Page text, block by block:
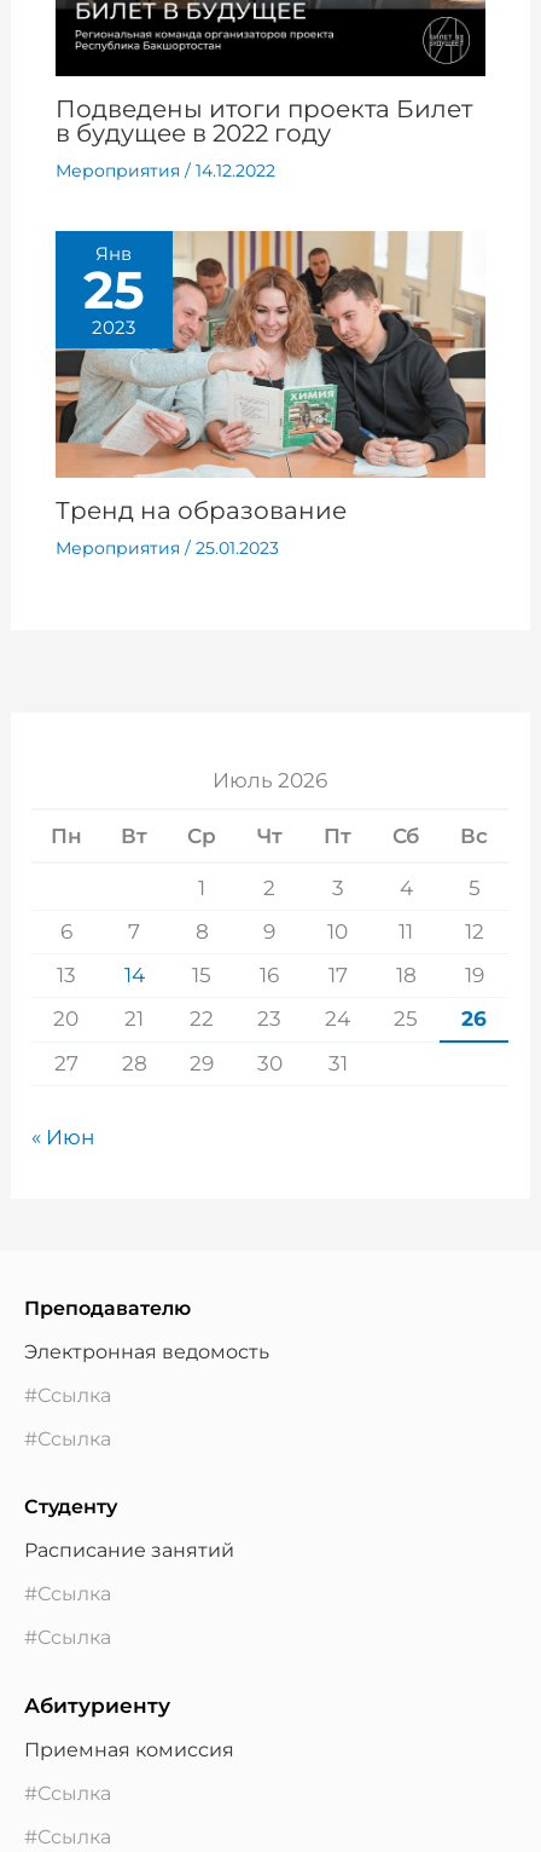
Подведены итоги проекта Билет
в будущее в 2022 году
Мероприятия / 14.12.2022
Янв
25
2023
Тренд на образование
Мероприятия / 25.01.2023
Июль 2026
Пн Вт Ср Чт Пт Сб Вс
1 2 3 4
5
6
7 8 9 10 11
12
13
14 15 16 17 18
19
20
21 22 23 24 25
26
27
28 29 30 31
« Июн
Преподавателю
Электронная ведомость
#Ссылка
#Ссылка
Студенту
Расписание занятий
#Ссылка
#Ссылка
Абитуриенту
Приемная комиссия
#Ссылка
#Ссылка